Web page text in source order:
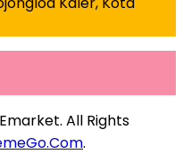
All Rights
.